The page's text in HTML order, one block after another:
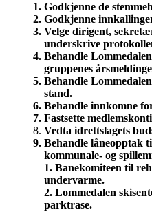
Godkjenne de
Godkjenne
Velge dirigent,
underskrive
Behandle
gruppenes
Behandle
stand.
Behandle innkomne
Fastsette
Vedta idrettslagets
Behandle låneopptak
kommunale- og
1. Banekomiteen til
undervarme.
2. Lommedalen
parktrase.